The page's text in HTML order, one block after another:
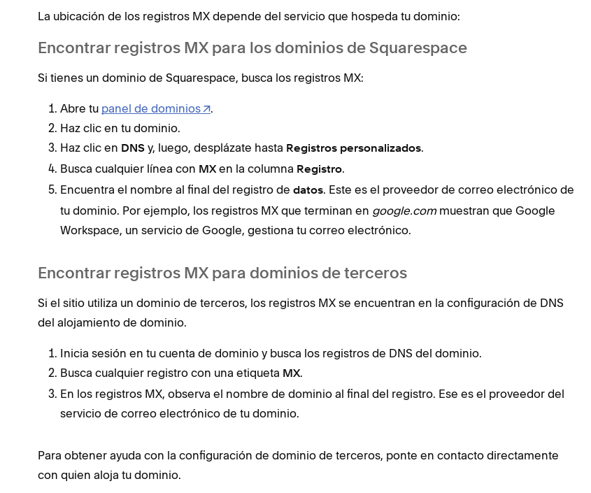
La ubicación de los registros MX depende del servicio que hospeda tu dominio:
Encontrar registros MX para los dominios de Squarespace
Si tienes un dominio de Squarespace, busca los registros MX:
Abre tu panel de dominios
.
Haz clic en tu dominio.
Haz clic en DNS y, luego, desplázate hasta Registros personalizados.
Busca cualquier línea con MX en la columna Registro.
Encuentra el nombre al final del registro de datos. Este es el proveedor de correo electrónico de
tu dominio. Por ejemplo, los registros MX que terminan en google.commuestran que Google
Workspace, un servicio de Google, gestiona tu correo electrónico.
Encontrar registros MX para dominios de terceros
Si el sitio utiliza un dominio de terceros, los registros MX se encuentran en la configuración de DNS
del alojamiento de dominio.
Inicia sesión en tu cuenta de dominio y busca los registros de DNS del dominio.
Busca cualquier registro con una etiqueta MX.
En los registros MX, observa el nombre de dominio al final del registro. Ese es el proveedor del
servicio de correo electrónico de tu dominio.
Para obtener ayuda con la configuración de dominio de terceros, ponte en contacto directamente
con quien aloja tu dominio.